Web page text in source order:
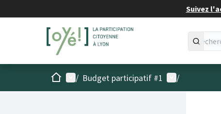
Suivez
AccueilMenu principal
/ Budget participatif #1 Menu utilisateur
/